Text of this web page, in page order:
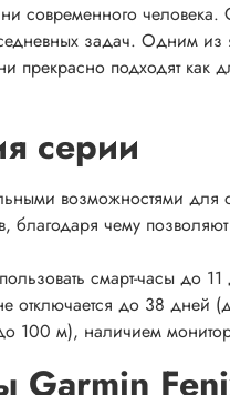
современного
задач. Одним из
прекрасно подходят как
серии
возможностями для
благодаря чему
смарт-часы до
отключается до 38
100 м), наличием
Garmin